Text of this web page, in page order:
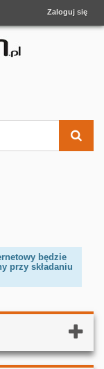
Zaloguj się
będzie
przy składaniu